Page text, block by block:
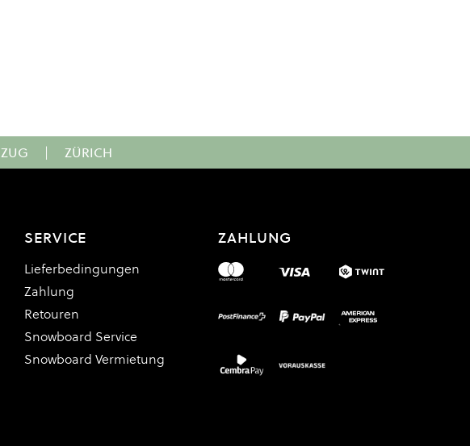
ZUG | ZÜRICH
SERVICE
Lieferbedingungen
Zahlung
Retouren
Snowboard Service
Snowboard Vermietung
ZAHLUNG